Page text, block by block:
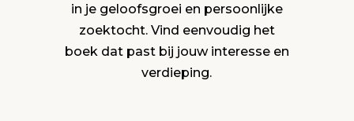
in je geloofsgroei en persoonlijke
zoektocht. Vind eenvoudig het
boek dat past bij jouw interesse en
verdieping.